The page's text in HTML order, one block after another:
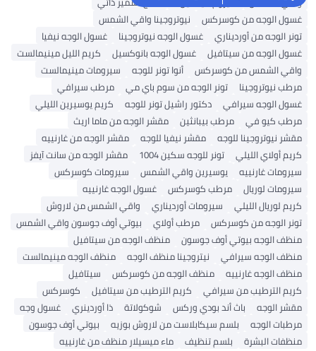
غسول الوجه من كوسركس
نيوتروجينا واقي الشمس
تونر الوجه من أورديناري
غسول الوجه نيوتروجينا
غسول الوجه نيفيا
غسول الوجه من سيتافيل
غسول الوجه بانوكسيل
كريم الليل مينيمالست
واقي الشمس من كوسركس
أنوا تونر للوجه
سيرومات مينيمالست
مرطب نيوتروجينا
تونر الوجه من سوم باي مي
مرطب سيرافي
غسول الوجه سيرافي
دكتور راشيل تونر للوجه
كريم يوسيرين الليلي
مرطب كيو في
مرطب بيبانثين
مقشر الوجه من ماما اريث
مقشر نيوتروجينا للوجه
مقشر نيفيا للوجه
مقشر الوجه من غارنييه
كريم أولاي الليلي
تونر للوجه سكين 1004
مقشر الوجه من سانت آيفز
سيرومات غارنييه
يوسيرين واقي الشمس
سيرومات كوسركس
سيرومات لوريال
مرطب كوسركس
غسول الوجه غارنييه
كريم لوريال الليلي
سيرومات أورديناري
واقي الشمس من لاروش
تونر الوجه من كوسركس
مرطب أولاي
بيوتي أوف جوسون واقي الشمس
منظف ​​الوجه بيوتي أوف جوسون
منظف ​​الوجه من سيتافيل
منظف ​​الوجه سيرافي
نيتروجينا منظف الوجه
منظف ​​الوجه مينيمالست
منظف ​​الوجه غارنييه
منظف ​​الوجه من كوسركس
سيتافيل
كريم الترطيب من سيرافي
كريم الترطيب من سيتافيل
كوسركس
مقشر الوجه
باث أند بودي وركس شوكولاتة ذا أوردينري
غسول وجه
مرطبات الوجه
بلسم سيكابلاست من لاروش بوزيه
بيوتي أوف جوسون
منظفات البشرة
بلسم تنظيف ماء ميسيلار منظف من غارنييه